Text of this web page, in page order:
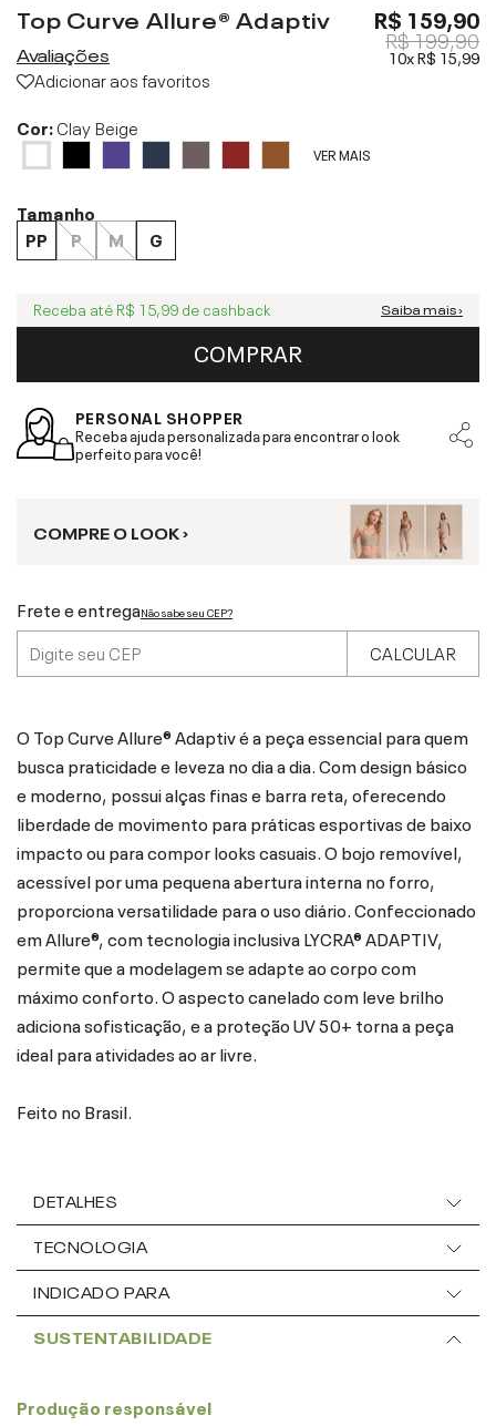
Top Curve Allure® Adaptiv
Avaliações
Adicionar aos favoritos
R$ 159,90
R$ 199,90
10xR$ 15,99
Cor:Clay Beige
VER MAIS
Tamanho
PP
P M G
Receba até R$ 15,99 de cashback Saiba mais ›
COMPRAR
PERSONAL SHOPPER
Receba ajuda personalizada para encontrar o look
perfeito para você!
COMPRE O LOOK ›
Frete e entregaNão sabe seu CEP?
CALCULAR
O Top Curve Allure® Adaptiv é a peça essencial para quem
busca praticidade e leveza no dia a dia. Com design básico
e moderno, possui alças finas e barra reta, oferecendo
liberdade de movimento para práticas esportivas de baixo
impacto ou para compor looks casuais. O bojo removível,
acessível por uma pequena abertura interna no forro,
proporciona versatilidade para o uso diário. Confeccionado
em Allure®, com tecnologia inclusiva LYCRA® ADAPTIV,
permite que a modelagem se adapte ao corpo com
máximo conforto. O aspecto canelado com leve brilho
adiciona sofisticação, e a proteção UV 50+ torna a peça
ideal para atividades ao ar livre.
Feito no Brasil.
DETALHES
TECNOLOGIA
INDICADO PARA
SUSTENTABILIDADE
Produção responsável